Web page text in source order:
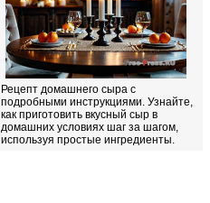
Рецепт домашнего сыра с
подробными инструкциями. Узнайте,
как приготовить вкусный сыр в
домашних условиях шаг за шагом,
используя простые ингредиенты.